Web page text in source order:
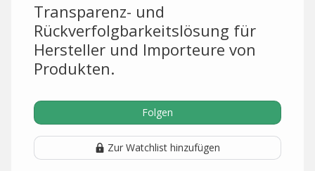
Transparenz- und
Rückverfolgbarkeitslösung für
Hersteller und Importeure von
Produkten.
Folgen
Zur Watchlist hinzufügen